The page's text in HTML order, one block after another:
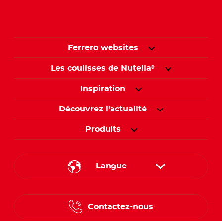
Ferrero websites
Les coulisses de Nutella®
Inspiration
Découvrez l'actualité
Produits
Langue
English
Contactez-nous